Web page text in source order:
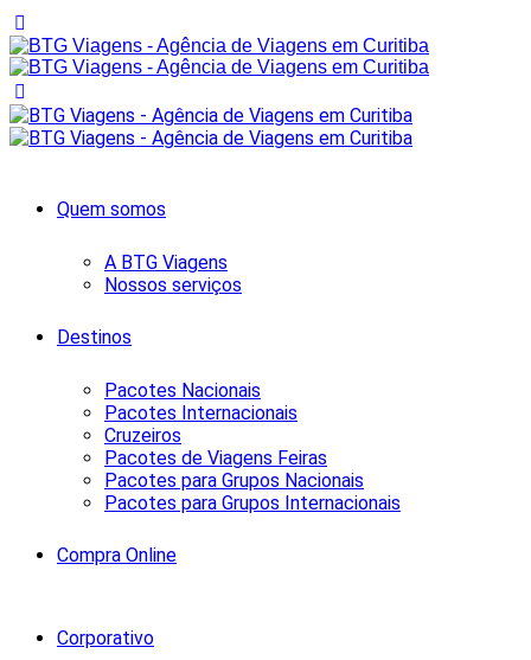
Quem somos
A BTG Viagens
Nossos serviços
Destinos
Pacotes Nacionais
Pacotes Internacionais
Cruzeiros
Pacotes de Viagens Feiras
Pacotes para Grupos Nacionais
Pacotes para Grupos Internacionais
Compra Online
Corporativo